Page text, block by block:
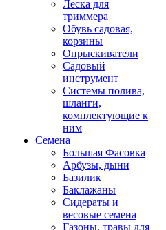
Леска для
триммера
Обувь садовая,
корзины
Опрыскиватели
Садовый
инструмент
Системы полива,
шланги,
комплектующие к
ним
Семена
Большая Фасовка
Арбузы, дыни
Базилик
Баклажаны
Сидераты и
весовые семена
Газоны, травы для